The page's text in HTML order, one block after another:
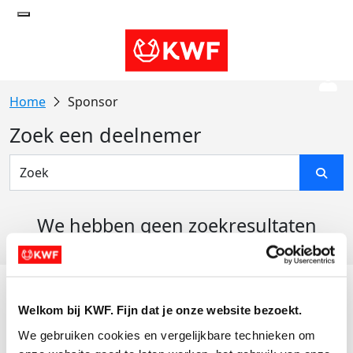
Welkom bij KWF. Fijn dat je onze website bezoekt.
We gebruiken cookies en vergelijkbare technieken om
Sponsor
Zoek een deelnemer
We hebben geen zoekresultaten
Actiematerialen
Evenementen